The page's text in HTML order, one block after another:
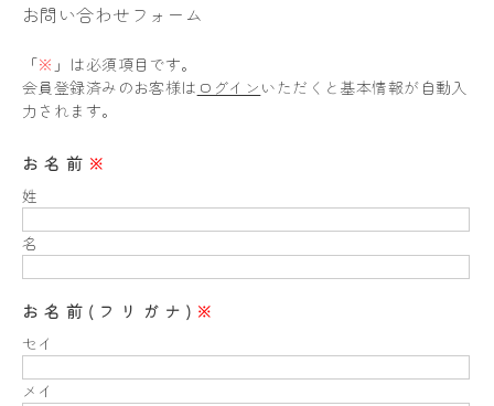
お問い合わせフォーム
「※ 」は必須項目です。
会員登録済みのお客様は ログイン いただくと基本情報が自動入
力されます。
お名前 ※
姓
名
お名前(フリガナ) ※
セイ
メイ